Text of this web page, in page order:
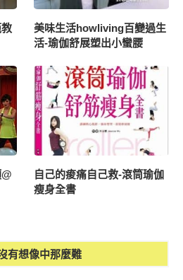
美味生活howliving百變過生
活-瑜伽舒展塑出小蠻腰
自己的痠痛自己救-滾筒瑜伽
瘦身全書
有想像中那麼難